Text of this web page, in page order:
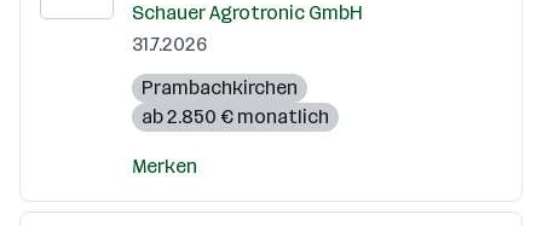
Schauer Agrotronic GmbH
31.7.2026
Prambachkirchen
ab 2.850 € monatlich
Merken